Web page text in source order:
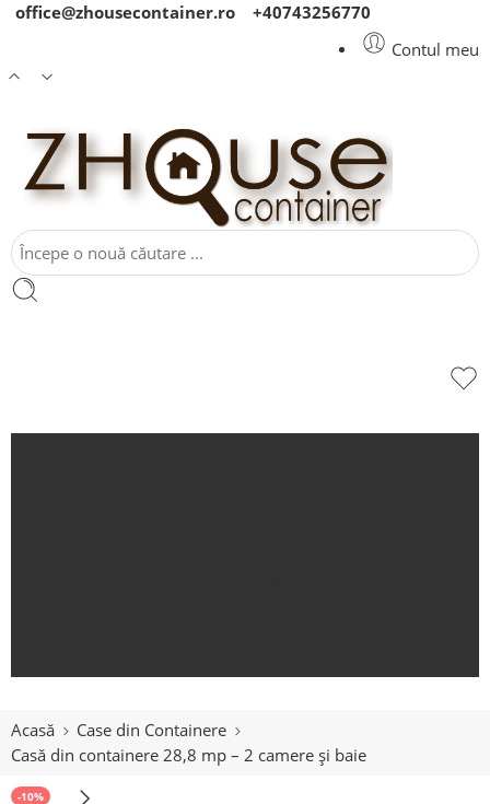
office@zhousecontainer.ro
+40743256770
Contul meu
Acasă
Case din Containere
Casă din containere 28,8 mp – 2 camere și baie
-10%